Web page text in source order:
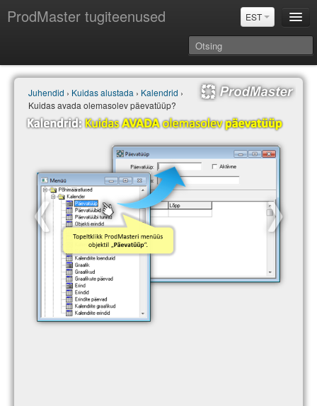
ProdMaster tugiteenused EST
Juhendid
Versiooniuuendused
Power BI & Merit Aktiva (EST)
Juhendid › Kuidas alustada › Kalendrid ›
Kuidas avada olemasolev päevatüüp?